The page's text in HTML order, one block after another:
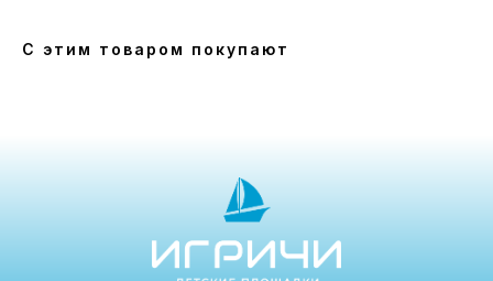
С этим товаром покупают